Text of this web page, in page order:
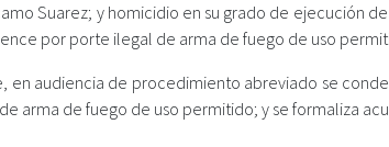
Suarez; y homicidio en su grado de ejecución
por porte ilegal de arma de fuego de uso
en audiencia de procedimiento abreviado se
arma de fuego de uso permitido; y se formaliza